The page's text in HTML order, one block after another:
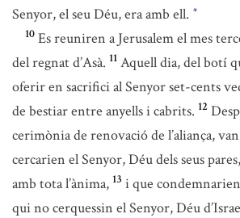
Senyor, el seu Déu, era amb ell. *
10 Es reuniren a Jerusalem el mes
del regnat d’Asà. 11 Aquell dia, del botí
oferir en sacrifici al Senyor set-cents
de bestiar entre anyells i cabrits. 12
cerimònia de renovació de l’aliança,
cercarien el Senyor, Déu dels seus
amb tota l’ànima, 13 i que
qui no cerquessin el Senyor, Déu